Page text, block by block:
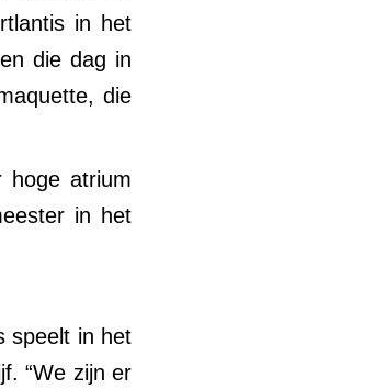
in het
die dag in
die
hoge atrium
in het
speelt in het
“We zijn er